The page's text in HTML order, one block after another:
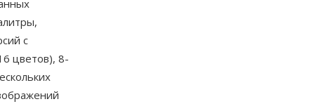
с
цветов), 8-